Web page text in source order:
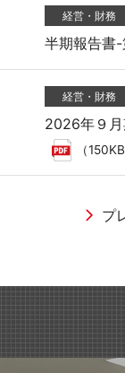
経営・財務
半期報告
経営・財務
2026年９
（150KB
商品・サービス
発刊のお知
有価証券報告書
Web
プ